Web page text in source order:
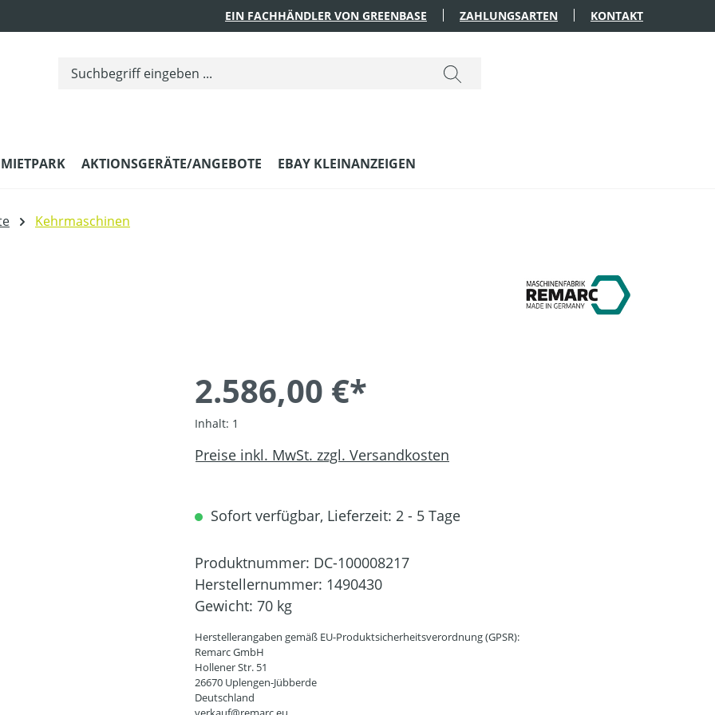
EIN FACHHÄNDLER VON GREENBASE ZAHLUNGSARTEN KONTAKT
MIETPARK AKTIONSGERÄTE/ANGEBOTE EBAY KLEINANZEIGEN
Kehrmaschinen
2.586,00 €*
Inhalt: 1
Preise inkl. MwSt. zzgl. Versandkosten
Sofort verfügbar, Lieferzeit: 2 - 5 Tage
Produktnummer: DC-100008217
Herstellernummer: 1490430
Gewicht: 70 kg
Herstellerangaben gemäß EU-Produktsicherheitsverordnung (GPSR):
Remarc GmbH
Hollener Str. 51
26670 Uplengen-Jübberde
Deutschland